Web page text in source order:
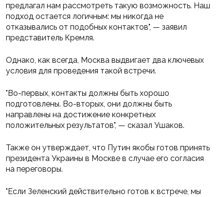
предлагал нам рассмотреть такую возможность. Наш
подход остается логичным: мы никогда не
отказывались от подобных контактов", — заявил
представитель Кремля.
Однако, как всегда, Москва выдвигает два ключевых
условия для проведения такой встречи.
"Во-первых, контакты должны быть хорошо
подготовлены. Во-вторых, они должны быть
направлены на достижение конкретных
положительных результатов", — сказал Ушаков.
Также он утверждает, что Путин якобы готов принять
президента Украины в Москве в случае его согласия
на переговоры.
"Если Зеленский действительно готов к встрече, мы